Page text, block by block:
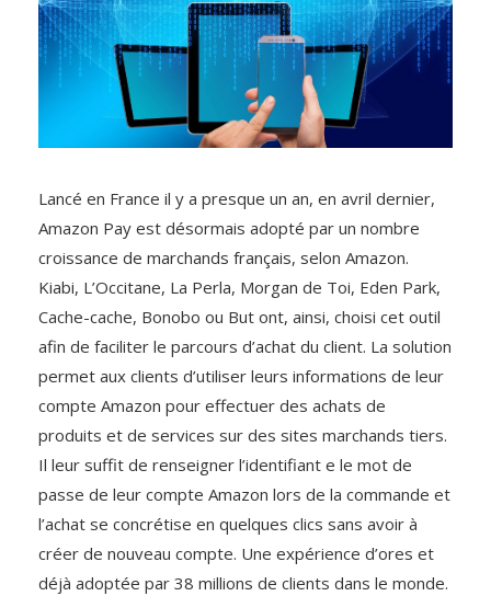
Lancé en France il y a presque un an, en avril dernier,
Amazon Pay est désormais adopté par un nombre
croissance de marchands français, selon Amazon.
Kiabi, L’Occitane, La Perla, Morgan de Toi, Eden Park,
Cache-cache, Bonobo ou But ont, ainsi, choisi cet outil
afin de faciliter le parcours d’achat du client. La solution
permet aux clients d’utiliser leurs informations de leur
compte Amazon pour effectuer des achats de
produits et de services sur des sites marchands tiers.
Il leur suffit de renseigner l’identifiant e le mot de
passe de leur compte Amazon lors de la commande et
l’achat se concrétise en quelques clics sans avoir à
créer de nouveau compte. Une expérience d’ores et
déjà adoptée par 38 millions de clients dans le monde.